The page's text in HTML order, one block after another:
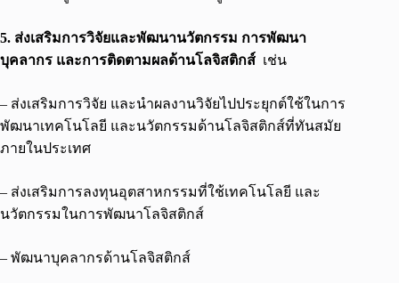
5. ส่งเสริมการวิจัยและพัฒนานวัตกรรม การพัฒนา
บุคลากร และการติดตามผลด้านโลจิสติกส์ เช่น
– ส่งเสริมการวิจัย และนำผลงานวิจัยไปประยุกต์ใช้ในการ
พัฒนาเทคโนโลยี และนวัตกรรมด้านโลจิสติกส์ที่ทันสมัย
ภายในประเทศ
– ส่งเสริมการลงทุนอุตสาหกรรมที่ใช้เทคโนโลยี และ
นวัตกรรมในการพัฒนาโลจิสติกส์
– พัฒนาบุคลากรด้านโลจิสติกส์